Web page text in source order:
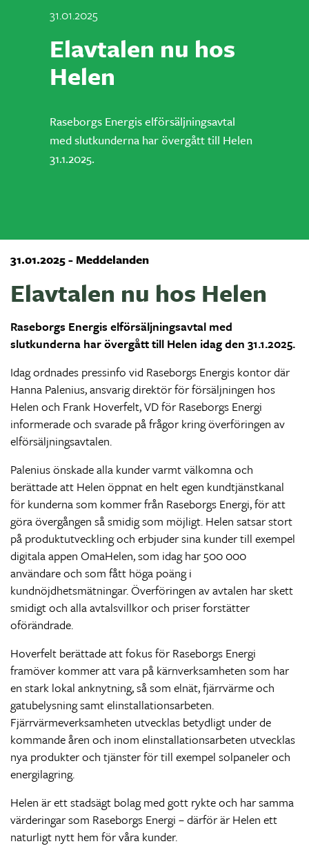
31.01.2025
Elavtalen nu hos
Helen
Raseborgs Energis elförsäljningsavtal
med slutkunderna har övergått till Helen
31.1.2025.
31.01.2025 - Meddelanden
Elavtalen nu hos Helen
Raseborgs Energis elförsäljningsavtal med
slutkunderna har övergått till Helen idag den 31.1.2025.
Idag ordnades pressinfo vid Raseborgs Energis kontor där
Hanna Palenius, ansvarig direktör för försäljningen hos
Helen och Frank Hoverfelt, VD för Raseborgs Energi
informerade och svarade på frågor kring överföringen av
elförsäljningsavtalen.
Palenius önskade alla kunder varmt välkomna och
berättade att Helen öppnat en helt egen kundtjänstkanal
för kunderna som kommer från Raseborgs Energi, för att
göra övergången så smidig som möjligt. Helen satsar stort
på produktutveckling och erbjuder sina kunder till exempel
digitala appen OmaHelen, som idag har 500 000
användare och som fått höga poäng i
kundnöjdhetsmätningar. Överföringen av avtalen har skett
smidigt och alla avtalsvillkor och priser forstätter
oförändrade.
Hoverfelt berättade att fokus för Raseborgs Energi
framöver kommer att vara på kärnverksamheten som har
en stark lokal anknytning, så som elnät, fjärrvärme och
gatubelysning samt elinstallationsarbeten.
Fjärrvärmeverksamheten utvecklas betydligt under de
kommande åren och inom elinstallationsarbeten utvecklas
nya produkter och tjänster för till exempel solpaneler och
energilagring.
Helen är ett stadsägt bolag med gott rykte och har samma
värderingar som Raseborgs Energi – därför är Helen ett
naturligt nytt hem för våra kunder.